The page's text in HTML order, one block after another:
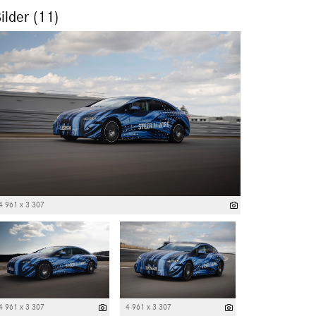
(11)
961 x 3 307
961 x 3 307 4 961 x 3 307